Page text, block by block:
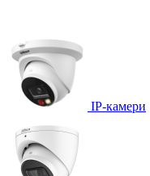
IP-камери